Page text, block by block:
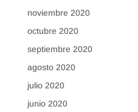
noviembre 2020
octubre 2020
septiembre 2020
agosto 2020
julio 2020
junio 2020